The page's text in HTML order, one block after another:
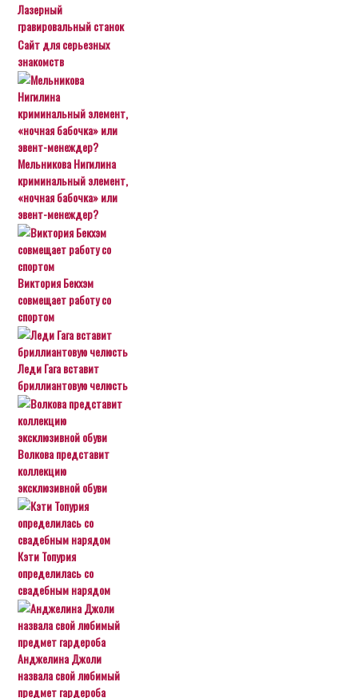
Лазерный
гравировальный станок
Сайт для серьезных
знакомств
Мельникова Нигилина
криминальный элемент,
«ночная бабочка» или
эвент-менеждер?
Виктория Бекхэм
совмещает работу со
спортом
Леди Гага вставит
бриллиантовую челюсть
Волкова представит
коллекцию
эксклюзивной обуви
Кэти Топурия
определилась со
свадебным нарядом
Анджелина Джоли
назвала свой любимый
предмет гардероба